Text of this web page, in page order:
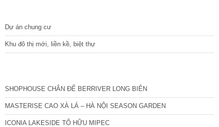
Dự án chung cư
Khu đô thị mới, liền kề, biệt thự
SHOPHOUSE CHÂN ĐẾ BERRIVER LONG BIÊN
MASTERISE CAO XÀ LÁ – HÀ NỘI SEASON GARDEN
ICONIA LAKESIDE TỐ HỮU MIPEC